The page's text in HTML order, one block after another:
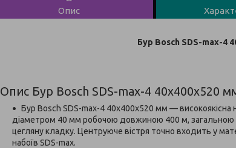
Опис
Бур Bosch SDS-max-4
Опис Бур Bosch SDS-max-4 40x400x520
Бур Bosch SDS-max-4 40х400х520 мм — високоякісна
діаметром 40 мм робочою довжиною 400 м,
цегляну кладку. Центруюче вістря точно входить у
набоїв SDS-max.